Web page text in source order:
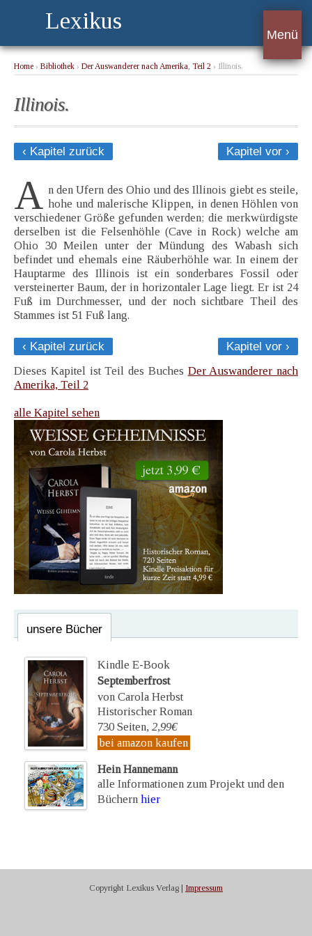
Lexikus
Menü
Home › Bibliothek › Der Auswanderer nach Amerika, Teil 2 › Illinois.
Illinois.
‹ Kapitel zurück Kapitel vor ›
A n den Ufern des Ohio und des Illinois giebt es steile,
hohe und malerische Klippen, in denen Höhlen von
verschiedener Größe gefunden werden; die merkwürdigste
derselben ist die Felsenhöhle (Cave in Rock) welche am
Ohio 30 Meilen unter der Mündung des Wabash sich
befindet und ehemals eine Räuberhöhle war. In einem der
Hauptarme des Illinois ist ein sonderbares Fossil oder
versteinerter Baum, der in horizontaler Lage liegt. Er ist 24
Fuß im Durchmesser, und der noch sichtbare Theil des
Stammes ist 51 Fuß lang.
‹ Kapitel zurück
Kapitel vor ›
Dieses Kapitel ist Teil des Buches Der Auswanderer nach
Amerika, Teil 2
alle Kapitel sehen
unsere Bücher
Kindle E-Book
Septemberfrost
von Carola Herbst
Historischer Roman
730 Seiten, 2,99€
bei amazon kaufen
Hein Hannemann
alle Informationen zum Projekt und den
Büchern hier
Copyright Lexikus Verlag | Impressum